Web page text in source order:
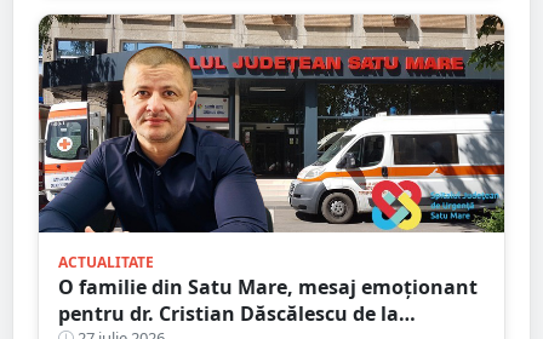
ACTUALITATE
O familie din Satu Mare, mesaj emoționant
pentru dr. Cristian Dăscălescu de la